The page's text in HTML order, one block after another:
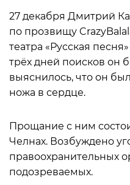
27 декабря Дмитрий
по прозвищу
театра «Русская
трёх дней поисков он
выяснилось, что он
ножа в сердце.
Прощание с ним
Челнах. Возбуждено
правоохранительных
подозреваемых.